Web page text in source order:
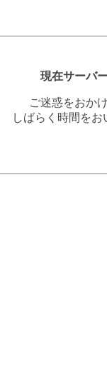
現在サーバ
ご迷惑をおか
しばらく時間を